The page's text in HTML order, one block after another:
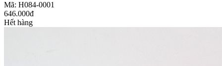
Mã: H084-0001
646.000đ
Hết hàng